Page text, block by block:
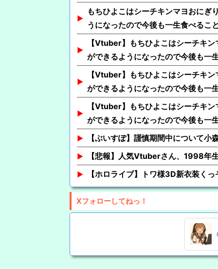
もちひよこはシーチキンマヨおにぎ
うになったので今後も一生食べるこ
【Vtuber】もちひよこはシーチキ
ができるようになったので今後も一
【Vtuber】もちひよこはシーチキ
ができるようになったので今後も一
【Vtuber】もちひよこはシーチキ
ができるようになったので今後も一
【ぶいすぽ】謹慎期間中について
【悲報】人気Vtuberさん、1998
【ホロライブ】トワ様3D新衣装くっ
Xフォローしてねっ！